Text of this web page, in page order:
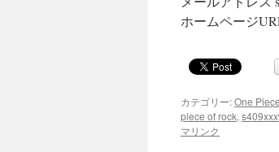
ホームページ
カテゴリー:One
piece of rock,
マリンク